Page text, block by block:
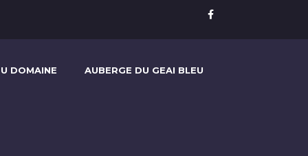
DOMAINE AUBERGE DU GEAI BLEU